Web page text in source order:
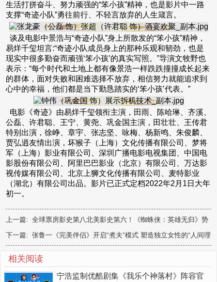
生活打拼奋斗、努力顽强的“笨小孩”精神，也是影片中一路
支撑“奇迹小队”勇往前行、不轻言放弃的人生箴言。
谈及电影中景浩与“奇迹小队”身上所散发的“笨小孩”精神，
易烊千玺坦言:“奇迹小队成员身上的那种乐观和韧劲，也是
现实中很多勤奋而顽强‘笨小孩’的真实写照。”导演文牧野也
表示：“每个时代和土地上都有像景浩一样跌跌撞撞成长起来
的群体，面对失败和困难选择不放弃，相信努力就能追求到
心中的幸福，他们都是当下勤恳踏实的‘笨小孩’代表。”
电影《奇迹》由易烊千玺领衔主演，田雨、陈哈琳、齐溪、
公磊、许君聪、王宁、黄尧、巩金国主演，田壮壮、王传君
特别出演，徐峥、章宇、张志坚、咏梅、杨新鸣、朱俊麟、
贾弘逍友情出演，坏猴子（上海）文化传播有限公司、梦将
军（上海）影业有限公司、深圳广播电影电视集团、中国电
影股份有限公司、阿里巴巴影业（北京）有限公司、万达影
视传媒有限公司、北京上狮文化传播有限公司、麦特影业
（湖北）有限公司出品。影片已正式定档2022年2月1日大年
初一。
上一篇: 全球票房影史第八北美影史第六！《蜘蛛侠：英雄无归》势
头凶猛
下一篇: 张鲁一《完美伴侣》开启“煮夫”模式 塑造独立女性的“人间理
相关阅读
宁浩监制优酷剧集《我乐个神落村》阵容官